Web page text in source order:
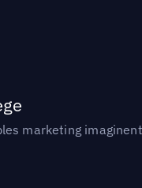
marketing